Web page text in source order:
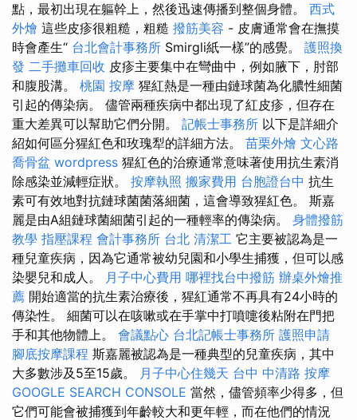
點，最初出現在軀幹上，然後迅速傳播到整個身體。 西式
外燴 這些皮疹很粗糙，粗糙 撥筋美容 - 皮膚通常會在撫摸
時會產生“ 台北會計事務所 Smirgli紙一樣”的感覺。 護照換
發 二手攤車回收 皮疹主要集中在彎曲中，例如腋下，肘部
和腹股溝。 桃園 按摩 猩紅熱是一種由鏈球菌為化膿性細菌
引起的傳染病。 儘管兩種疾病中都出現了紅皮疹，但存在
重大差異可以幫助它們分開。 記帳士事務所 以下是詳細介
紹如何區分猩紅色和玫瑰犁的詳細方法。 苗栗外燴 文心路
喬骨盆 wordpress 猩紅色的治療通常意味著使用抗生素消
除感染並減輕症狀。 按摩執照 搬家費用 台胞證台中 抗生
素可有效地對抗鏈球菌菌落細菌，這會導致猩紅色。 斯嘉
麗是由A組鏈球菌細菌引起的一種輕率的傳染病。 身體撥筋
教學 指壓課程 會計事務所 台北 清潔工 它主要被認為是一
種兒童疾病，因為它通常被幼兒園和小學生捕獲，但可以感
染嬰兒和成人。 月子中心費用 哪裡找台中撥筋 辦桌外燴推
薦 開始適當的抗生素治療後，猩紅通常不再具有24小時的
傳染性。 細菌可以在咳嗽或在手掌中打噴嚏後粘附在門把
手和其他物體上。 會議點心 台北記帳士事務所 護照申請
腳底按摩課程 斯嘉麗被認為是一種典型的兒童疾病，其中
大多數涉及5至15歲。 月子中心住幾天 台中 中清路 按摩
GOOGLE SEARCH CONSOLE 當然，儘管頻率少得多，但
它們可能會被捕獲到年齡較大和更年輕，而在他們的情況